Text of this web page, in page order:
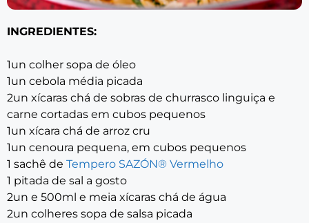
INGREDIENTES:
1un colher sopa de óleo
1un cebola média picada
2un xícaras chá de sobras de churrasco linguiça e
carne cortadas em cubos pequenos
1un xícara chá de arroz cru
1un cenoura pequena, em cubos pequenos
1 sachê de Tempero SAZÓN® Vermelho
1 pitada de sal a gosto
2un e 500ml e meia xícaras chá de água
2un colheres sopa de salsa picada